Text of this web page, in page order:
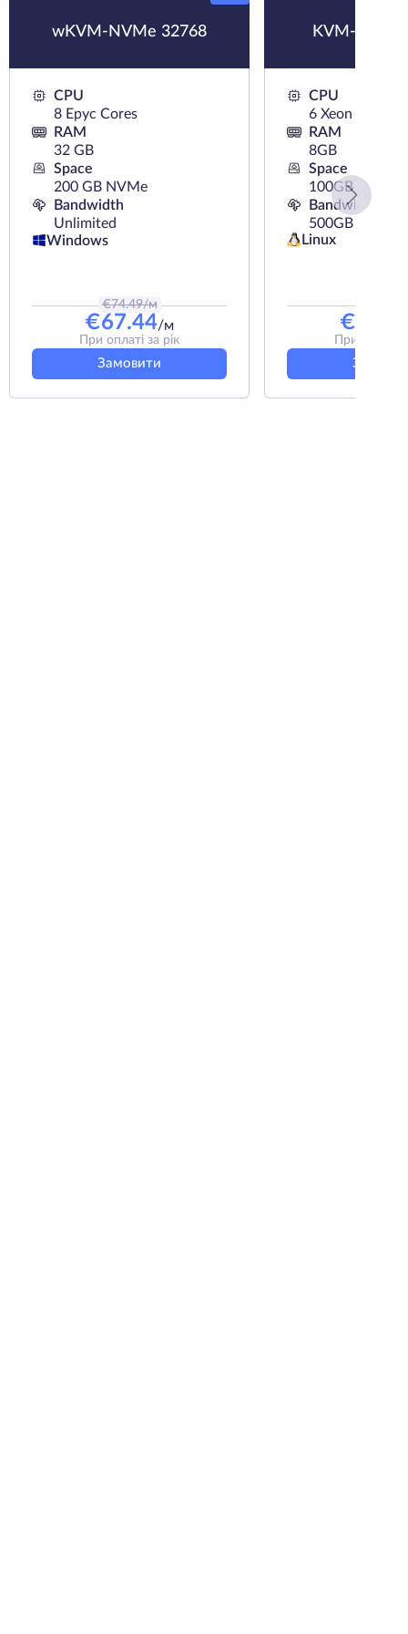
wKVM-NVMe 32768
CPU
8 Epyc Cores
RAM
32 GB
Space
200 GB NVMe
Bandwidth
Unlimited
Windows
€74.49/м
€67.44/м
При оплаті за рік
Замовити
KVM-SSD
CPU
6 Xeon Cores
RAM
8GB
Space
100GB SSD
Bandwidth
500GB
Linux
€
При оплаті